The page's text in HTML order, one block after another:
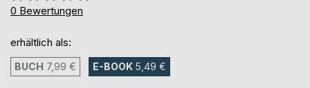
0%
0 Bewertungen
erhältlich als:
BUCH 7,99 € E-BOOK 5,49 €